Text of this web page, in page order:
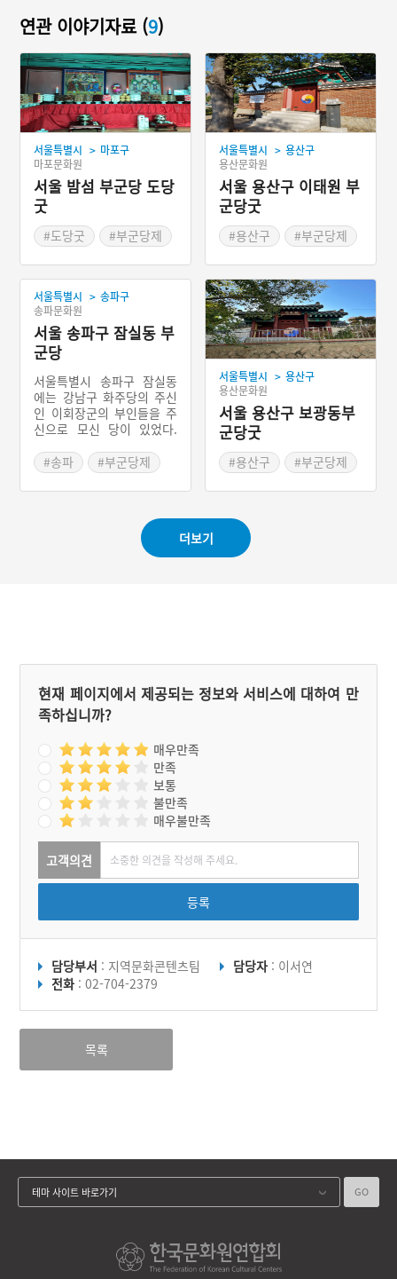
연관 이야기자료 (9)
서울특별시 > 마포구
마포문화원
서울 밤섬 부군당 도당
굿
#도당굿
#부군당제
#마포구 마을신앙
서울특별시 > 용산구
용산문화원
서울 용산구 이태원 부
군당굿
#용산구
#부군당제
서울특별시 > 송파구
송파문화원
서울 송파구 잠실동 부
군당
서울특별시 송파구 잠실동
에는 강남구 화주당의 주신
인 이회장군의 부인들을 주
신으로 모신 당이 있었다.
씨 부인과 나씨부인은 과거
자신의 남편인 이회장군이
억울하게 누명을 쓰고 처형
속으로 몸을 던져 자살하였
다고 한다. 부인들이 자살한
이후부터 송파강에서 뱃사
씨부인과 나씨부인은 서울
굿에 등장하는 호구신이다.
특히 나씨부인은 자결할 당
시 임신중이었기 때문에 서
등장하는 산활호구이다. 현
재 잠실동 부군당은 사라지
고 없는데, 과거에는 마을
사람들 혹은 뱃사람들에 의
해 당제가 지내졌을 것으로
추정된다.
#송파
#부군당제
서울특별시 > 용산구
용산문화원
서울 용산구 보광동부
군당굿
#용산구
#부군당제
더보기
현재 페이지에서 제공되는 정보와 서비스에 대하여 만
족하십니까?
매우만족
만족
보통
불만족
매우불만족
고객의견
등록
담당부서 : 지역문화콘텐츠팀 담당자 : 이서연
전화 : 02-704-2379
목록
테마 사이트 바로가기 GO